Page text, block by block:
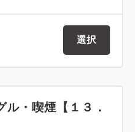
リーマート）、銀行、Ａ
選択
ル・喫煙【１３．